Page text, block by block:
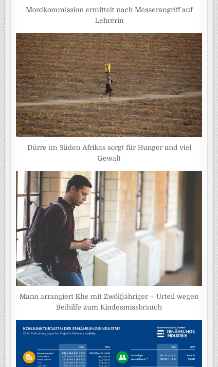
Mordkommission ermittelt nach Messerangriff auf
Lehrerin
Dürre im Süden Afrikas sorgt für Hunger und viel
Gewalt
Mann arrangiert Ehe mit Zwölfjähriger – Urteil wegen
Beihilfe zum Kindesmissbrauch